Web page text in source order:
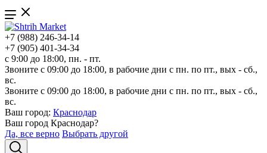
+7 (988) 246-34-14
+7 (905) 401-34-34
с 9:00 до 18:00, пн. - пт.
Звоните с 09:00 до 18:00, в рабочие дни с пн. по пт., вых - сб.,
вс.
Звоните с 09:00 до 18:00, в рабочие дни с пн. по пт., вых - сб.,
вс.
Ваш город: Краснодар
Ваш город Краснодар?
Да, все верно Выбрать другой